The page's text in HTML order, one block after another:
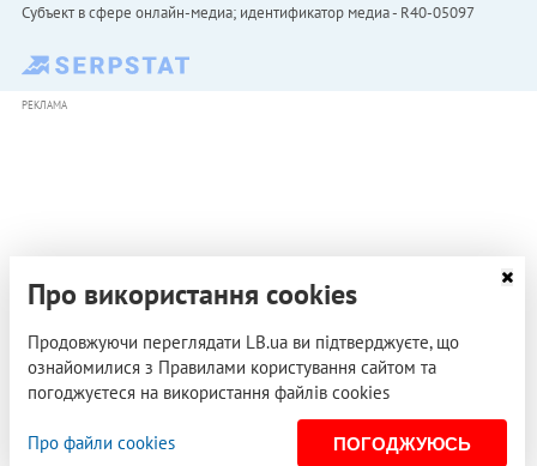
Субъект в сфере онлайн-медиа; идентификатор медиа - R40-05097
РЕКЛАМА
Про використання cookies
Продовжуючи переглядати LB.ua ви підтверджуєте, що
ознайомилися з Правилами користування сайтом та
погоджуєтеся на використання файлів cookies
Про файли cookies ПОГОДЖУЮСЬ